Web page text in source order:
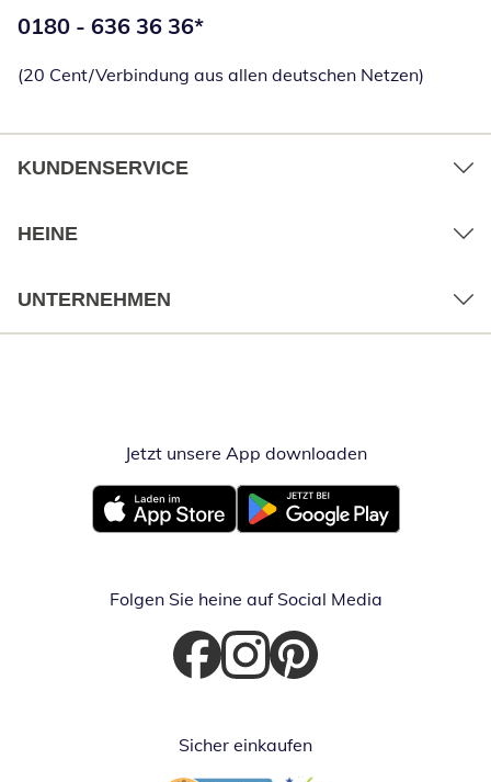
Telefonnummer:
0180 - 636 36 36*
(20 Cent/Verbindung aus allen deutschen Netzen)
KUNDENSERVICE
HEINE
UNTERNEHMEN
Jetzt unsere App downloadenÖffnet in
Öffnet in neuem FensterÖffnet in neuem Fenster
Folgen Sie heine auf Social Media
Öffnet in neuem Fenster
Öffnet in neuem Fenster
Öffnet in neuem Fenster
Sicher einkaufen